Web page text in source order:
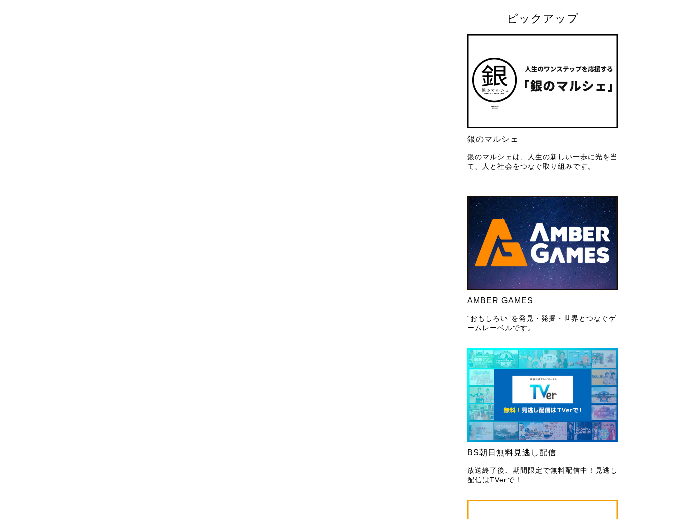
ピックアップ
銀のマルシェ
銀のマルシェは、人生の新しい一歩に光を当
て、人と社会をつなぐ取り組みです。
AMBER GAMES
“おもしろい”を発見・発掘・世界とつなぐゲ
ームレーベルです。
BS朝日無料見逃し配信
放送終了後、期間限定で無料配信中！見逃し
配信はTVerで！